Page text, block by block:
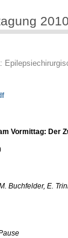
2010
Vormittag: Der
Buchfelder, E.